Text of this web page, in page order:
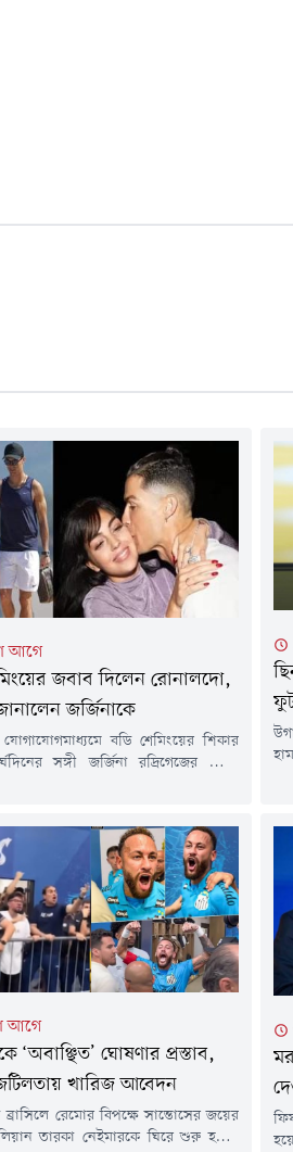
আগে
জবাব দিলেন রোনালদো,
জর্জিনাকে
বডি শেমিংয়ের শিকার
সঙ্গী জর্জিনা রদ্রিগেজের পাশে
মানুষের সমালোচনা ও হিংসা
একটি স্বাভাবিক অংশ।ঘটনার শুরু
সাংবাদিক মার্সিয়া গোল্ডস্মিথের একটি
রিলকে ঘিরে। ভিডিওটিতে তিনি জর্জিনার
নিয়ে করা অবমাননাকর মন্তব্যের কড়া
আগে
‘অবাঞ্ছিত’ ঘোষণার প্রস্তাব,
খারিজ আবেদন
রেমোর বিপক্ষে সান্তোসের জয়ের
তারকা নেইমারকে ঘিরে শুরু হওয়া